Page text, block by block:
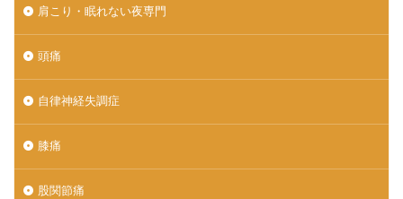
肩こり・眠れない夜専門
頭痛
自律神経失調症
膝痛
股関節痛